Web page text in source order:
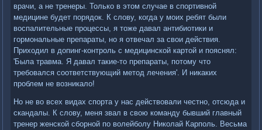
врачи, а не тренеры. Только в этом случае в спортивной
медицине будет порядок. К слову, когда у моих ребят были
воспалительные процессы, я тоже давал антибиотики и
гормональные препараты, но я отвечал за свои действия.
Приходил в допинг-контроль с медицинской картой и пояснял:
'Была травма. Я давал такие-то препараты, потому что
требовался соответствующий метод лечения'. И никаких
проблем не возникало!
Но не во всех видах спорта у нас действовали честно, отсюда и
скандалы. К слову, меня звал в свою команду бывший главный
тренер женской сборной по волейболу Николай Карполь. Весьма